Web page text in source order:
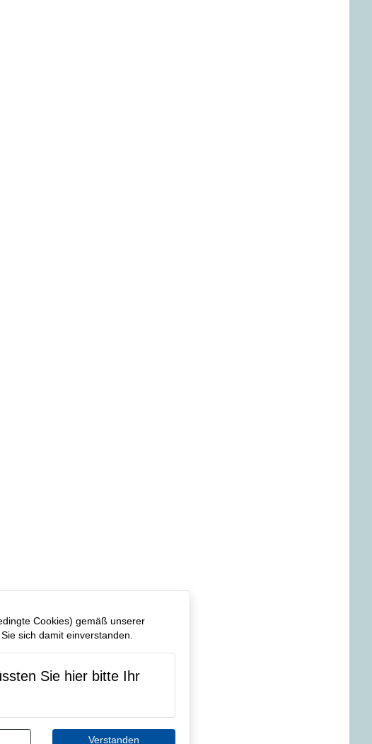
Cookies) gemäß unserer
sich damit einverstanden.
Sie hier bitte Ihr
Verstanden